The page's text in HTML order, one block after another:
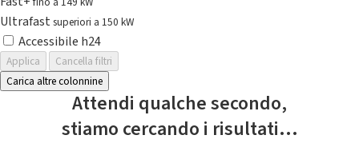
Ultrafast superiori a 150 kW
Accessibile h24
Applica
Cancella filtri
Carica altre colonnine
Attendi qualche secondo,
stiamo cercando i risultati...